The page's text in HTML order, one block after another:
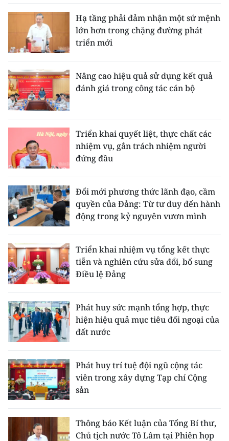
Hạ tầng phải đảm nhận một sứ mệnh
lớn hơn trong chặng đường phát
triển mới
Nâng cao hiệu quả sử dụng kết quả
đánh giá trong công tác cán bộ
Triển khai quyết liệt, thực chất các
nhiệm vụ, gắn trách nhiệm người
đứng đầu
Đổi mới phương thức lãnh đạo, cầm
quyền của Đảng: Từ tư duy đến hành
động trong kỷ nguyên vươn mình
Triển khai nhiệm vụ tổng kết thực
tiễn và nghiên cứu sửa đổi, bổ sung
Điều lệ Đảng
Phát huy sức mạnh tổng hợp, thực
hiện hiệu quả mục tiêu đối ngoại của
đất nước
Phát huy trí tuệ đội ngũ cộng tác
viên trong xây dựng Tạp chí Cộng
sản
Thông báo Kết luận của Tổng Bí thư,
Chủ tịch nước Tô Lâm tại Phiên họp